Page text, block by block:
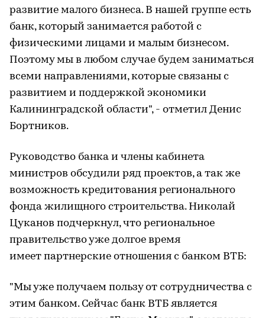
развитие малого бизнеса. В нашей группе есть
банк, который занимается работой с
физическими лицами и малым бизнесом.
Поэтому мы в любом случае будем заниматься
всеми направлениями, которые связаны с
развитием и поддержкой экономики
Калининградской области", - отметил Денис
Бортников.
Руководство банка и члены кабинета
министров обсудили ряд проектов, а так же
возможность кредитования регионального
фонда жилищного строительства. Николай
Цуканов подчеркнул, что региональное
правительство уже долгое время
имеет партнерские отношения с банком ВТБ:
"Мы уже получаем пользу от сотрудничества с
этим банком. Сейчас банк ВТБ является